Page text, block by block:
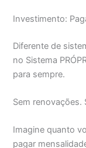
Investimento:
Diferente de
no Sistema
para sempre.
Sem renovações.
Imagine quanto
pagar